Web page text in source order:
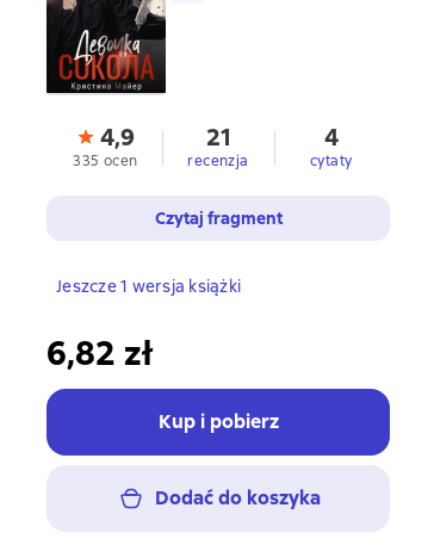
4,9
335 ocen
21
recenzja
4
cytaty
Czytaj fragment
Jeszcze 1 wersja książki
6,82 zł
Kup i pobierz
Dodać do koszyka